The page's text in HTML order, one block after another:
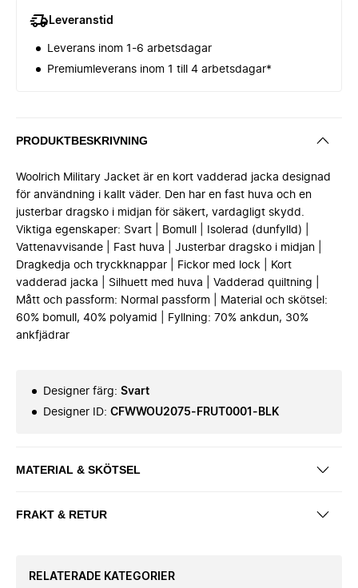
Leveranstid
Leverans inom 1-6 arbetsdagar
Premiumleverans inom 1 till 4 arbetsdagar*
PRODUKTBESKRIVNING
Woolrich Military Jacket är en kort vadderad jacka designad
för användning i kallt väder. Den har en fast huva och en
justerbar dragsko i midjan för säkert, vardagligt skydd.
Viktiga egenskaper: Svart | Bomull | Isolerad (dunfylld) |
Vattenavvisande | Fast huva | Justerbar dragsko i midjan |
Dragkedja och tryckknappar | Fickor med lock | Kort
vadderad jacka | Silhuett med huva | Vadderad quiltning |
Mått och passform: Normal passform | Material och skötsel:
60% bomull, 40% polyamid | Fyllning: 70% ankdun, 30%
ankfjädrar
Designer färg: Svart
Designer ID: CFWWOU2075-FRUT0001-BLK
MATERIAL & SKÖTSEL
FRAKT & RETUR
RELATERADE KATEGORIER